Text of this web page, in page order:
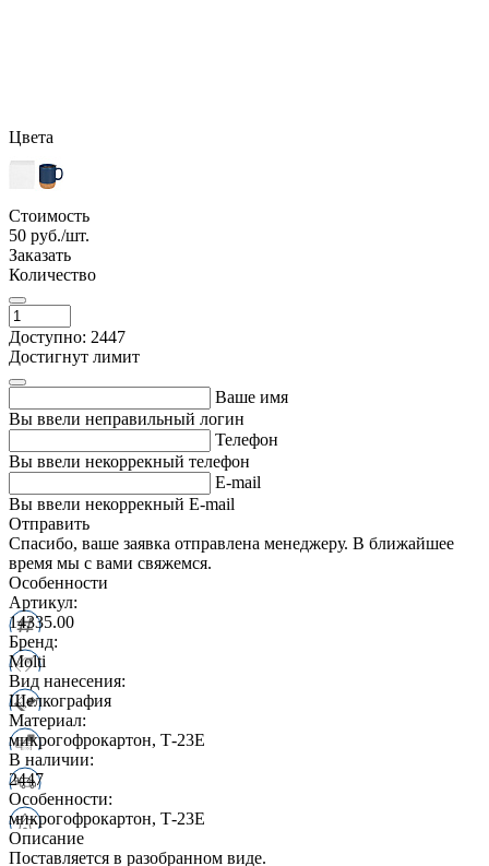
Цвета
Стоимость
50 руб./шт.
Заказать
Количество
Доступно: 2447
Достигнут лимит
Ваше имя
Вы ввели неправильный логин
Телефон
Вы ввели некоррекный телефон
E-mail
Вы ввели некоррекный E-mail
Отправить
Спасибо, ваше заявка отправлена менеджеру. В ближайшее
время мы с вами свяжемся.
Особенности
Артикул:
14335.00
Бренд:
Molti
Вид нанесения:
Шелкография
Материал:
микрогофрокартон, Т-23Е
В наличии:
2447
Особенности:
микрогофрокартон, Т-23Е
Описание
Поставляется в разобранном виде.